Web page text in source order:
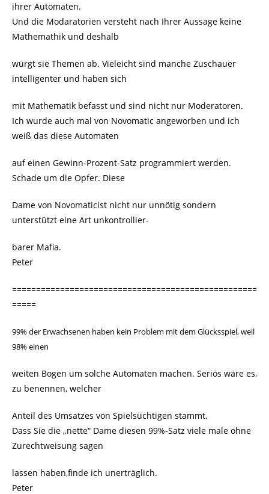
ihrer Automaten.
Und die Modaratorien versteht nach Ihrer Aussage keine
Mathemathik und deshalb
würgt sie Themen ab. Vieleicht sind manche Zuschauer
intelligenter und haben sich
mit Mathematik befasst und sind nicht nur Moderatoren.
Ich wurde auch mal von Novomatic angeworben und ich
weiß das diese Automaten
auf einen Gewinn-Prozent-Satz programmiert werden.
Schade um die Opfer. Diese
Dame von Novomaticist nicht nur unnötig sondern
unterstützt eine Art unkontrollier-
barer Mafia.
Peter
===================================================
=====
99% der Erwachsenen haben kein Problem mit dem Glücksspiel, weil
98% einen
weiten Bogen um solche Automaten machen. Seriös wäre es,
zu benennen, welcher
Anteil des Umsatzes von Spielsüchtigen stammt.
Dass Sie die „nette“ Dame diesen 99%-Satz viele male ohne
Zurechtweisung sagen
lassen haben,finde ich unerträglich.
Peter